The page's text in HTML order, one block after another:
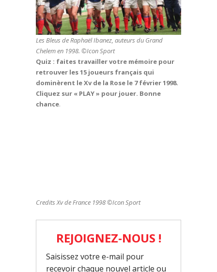
Les Bleus de Raphaël Ibanez, auteurs du Grand
Chelem en 1998. ©Icon Sport
Quiz : faites travailler votre mémoire pour
retrouver les 15 joueurs français qui
dominèrent le Xv de la Rose le 7 février 1998.
Cliquez sur « PLAY » pour jouer. Bonne
chance.
Credits Xv de France 1998 ©Icon Sport